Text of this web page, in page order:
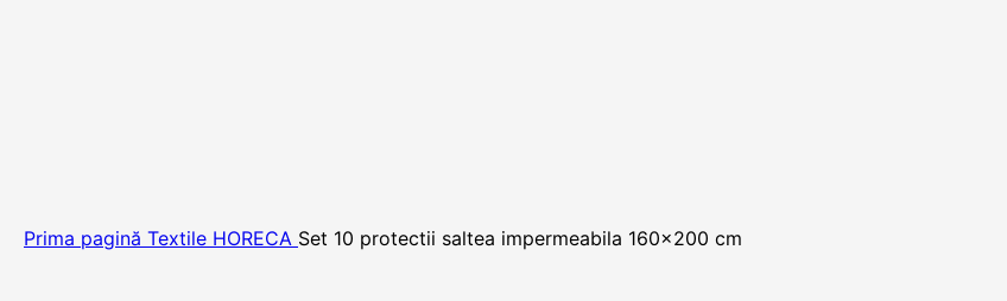
Prima pagină Textile HORECA Set 10 protectii saltea impermeabila 160×200 cm